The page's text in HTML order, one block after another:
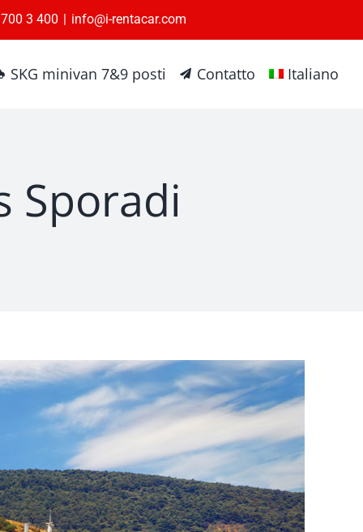
3 400 | info@i-rentacar.com
SKG minivan 7&9 posti Contatto Italiano
Sporadi